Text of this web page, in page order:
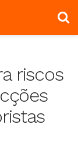
riscos